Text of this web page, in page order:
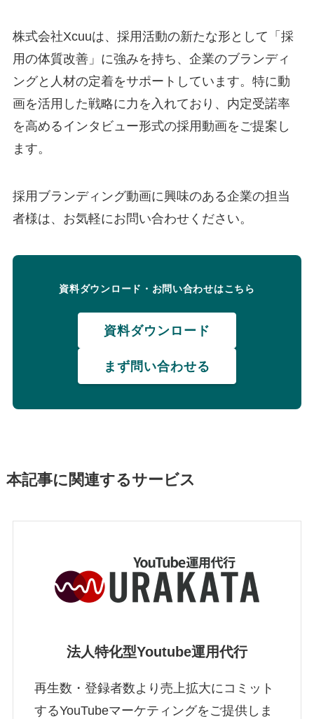
株式会社Xcuuは、採用活動の新たな形として「採
用の体質改善」に強みを持ち、企業のブランディ
ングと人材の定着をサポートしています。特に動
画を活用した戦略に力を入れており、内定受諾率
を高めるインタビュー形式の採用動画をご提案し
ます。
採用ブランディング動画に興味のある企業の担当
者様は、お気軽にお問い合わせください。
資料ダウンロード・お問い合わせはこちら
資料ダウンロード
まず問い合わせる
本記事に関連するサービス
法人特化型Youtube運用代行
再生数・登録者数より売上拡大にコミット
するYouTubeマーケティングをご提供しま